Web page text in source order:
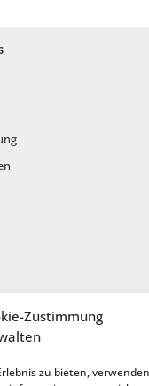
Zustimmung
zu bieten,